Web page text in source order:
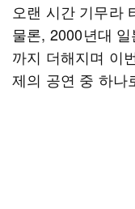
오랜 시간 기무라
물론, 2000년대
까지 더해지며 이
제의 공연 중 하나